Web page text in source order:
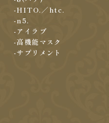
-HITO.／htc.
-n5.
-アイラブ
-高機能マスク
-サプリメント